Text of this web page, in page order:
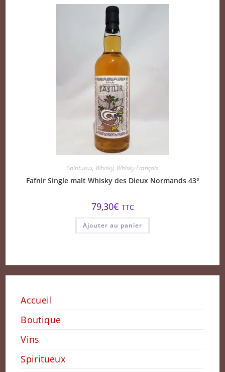
Spiritueux, Whisky, Whisky Français
Fafnir Single malt Whisky des Dieux Normands 43°
79,30€ TTC
Ajouter au panier
Accueil
Boutique
Vins
Spiritueux